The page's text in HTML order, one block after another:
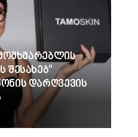
შესახებ“
დარღვევის